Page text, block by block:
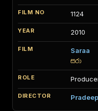
1124
2010
Saraa
සරා